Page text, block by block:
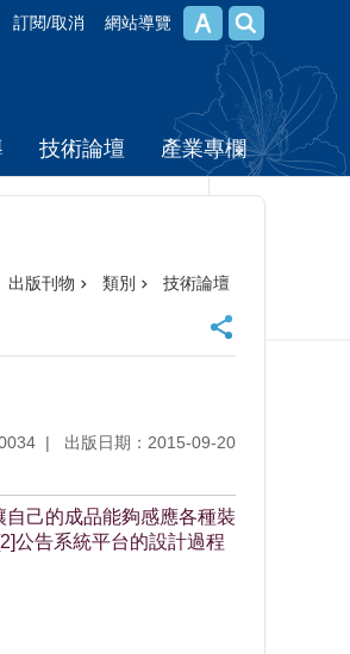
訂閱/取消 網站導覽
技術論壇 產業專欄
出版刊物 類別 技術論壇
出版日期：2015-09-20
己的成品能夠感應各種裝
公告系統平台的設計過程